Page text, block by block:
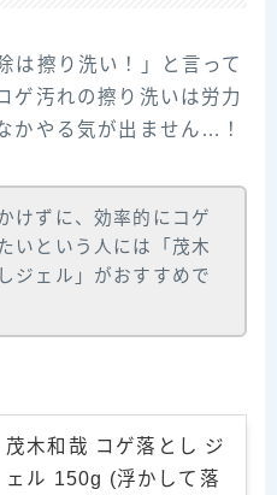
は擦り洗い！」と言って
ゲ汚れの擦り洗いは労力
かやる気が出ません…！
けずに、効率的にコゲ
いという人には「茂木
ジェル」がおすすめで
茂木和哉 コゲ落とし ジ
ェル 150g (浮かして落